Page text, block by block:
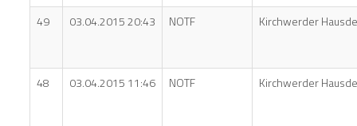
49 03.04.2015 20:43 NOTF Kirchwerder
48 03.04.2015 11:46 NOTF Kirchwerder